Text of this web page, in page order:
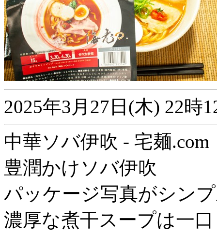
2025年3月27日(木) 22時
中華ソバ伊吹 - 宅麺.com
豊潤かけソバ伊吹
パッケージ写真がシン
濃厚な煮干スープは一